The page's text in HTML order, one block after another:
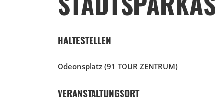
HALTESTELLEN
Odeonsplatz (91 TOUR ZENTRUM)
VERANSTALTUNGSORT